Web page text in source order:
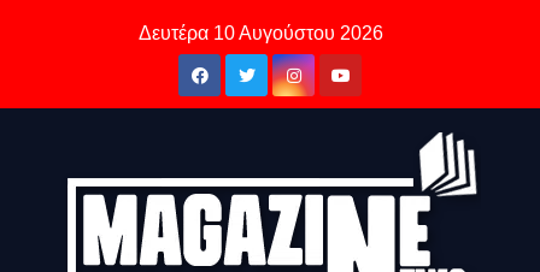
Δευτέρα 10 Αυγούστου 2026